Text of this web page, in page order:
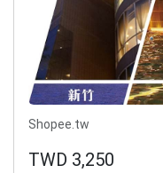
Shopee.tw
TWD 3,250